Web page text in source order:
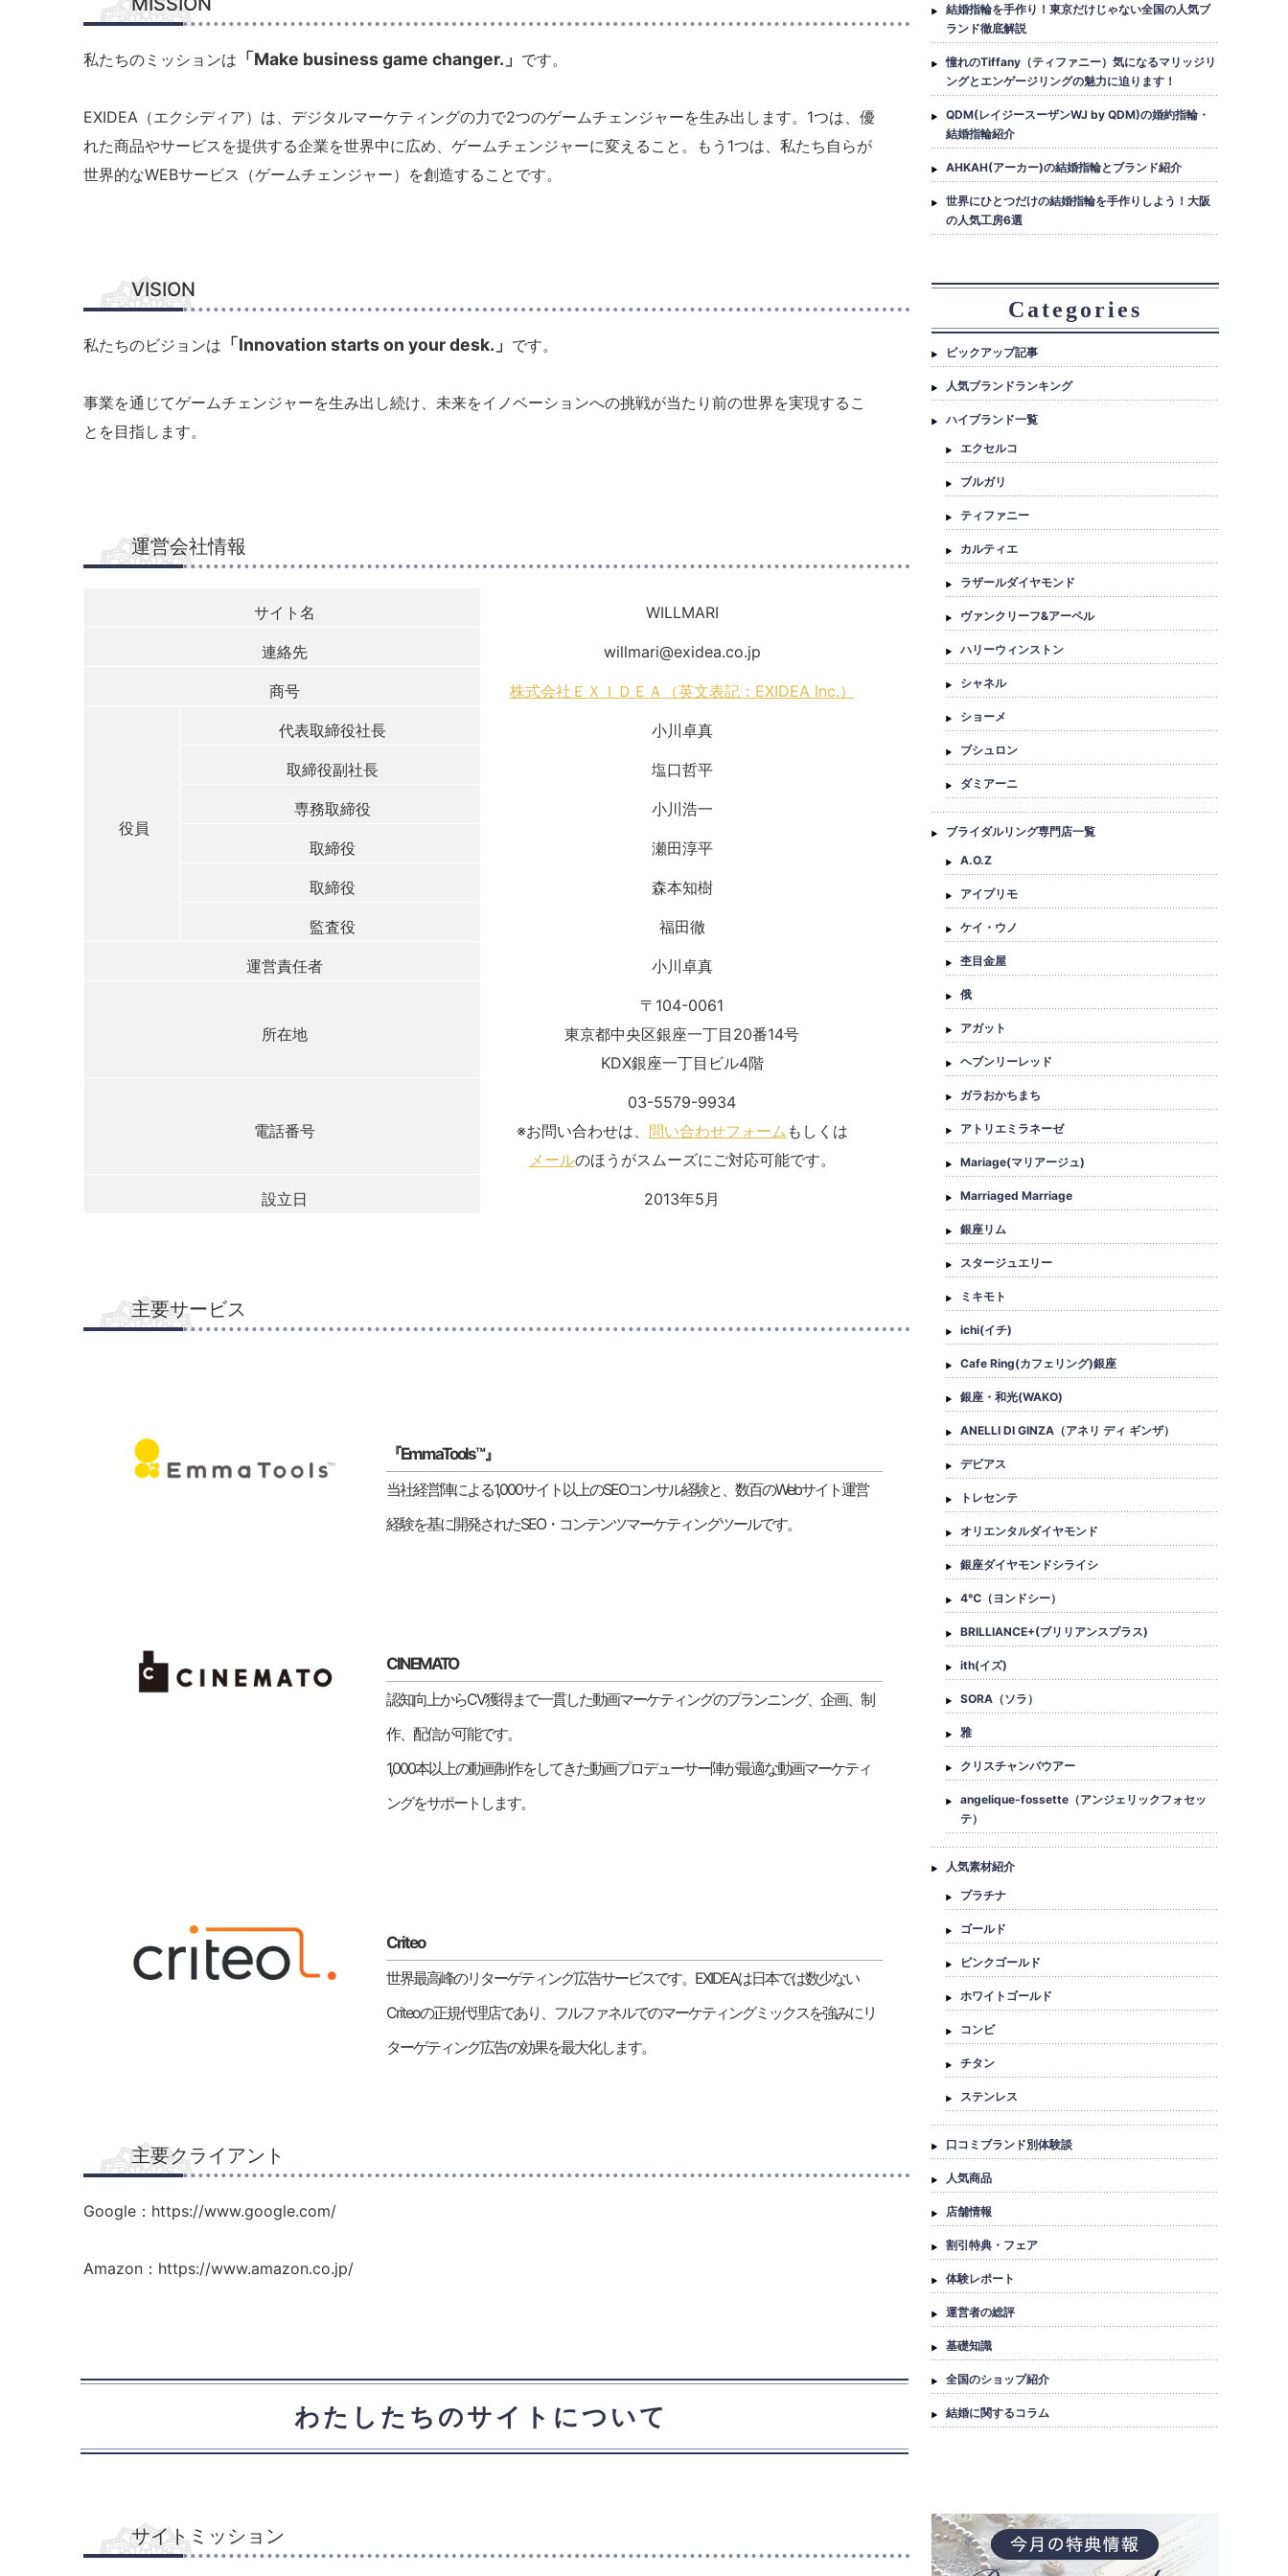
私たちのミッションは 「Make business game changer.」 です。
EXIDEA（エクシディア）は、デジタルマーケティングの力で2つのゲームチェンジャーを生み出します。1つは、優
れた商品やサービスを提供する企業を世界中に広め、ゲームチェンジャーに変えること。もう1つは、私たち自らが
世界的なWEBサービス（ゲームチェンジャー）を創造することです。
VISION
私たちのビジョンは 「Innovation starts on your desk.」 です。
事業を通じてゲームチェンジャーを生み出し続け、未来をイノベーションへの挑戦が当たり前の世界を実現するこ
とを目指します。
運営会社情報
サイト名 WILLMARI
連絡先 willmari@exidea.co.jp
商号 株式会社ＥＸＩＤＥＡ（英文表記：EXIDEA Inc.）
役員
代表取締役社長 小川卓真
取締役副社長 塩口哲平
専務取締役 小川浩一
取締役 瀬田淳平
取締役 森本知樹
監査役 福田徹
運営責任者 小川卓真
所在地
〒104-0061
東京都中央区銀座一丁目20番14号
KDX銀座一丁目ビル4階
電話番号
03-5579-9934
※お問い合わせは、 問い合わせフォーム もしくは
メールのほうがスムーズにご対応可能です。
設立日 2013年5月
主要サービス
『EmmaTools™』
当社経営陣による1,000サイト以上のSEOコンサル経験と、数百のWebサイト運営
経験を基に開発されたSEO・コンテンツマーケティングツールです。
CINEMATO
認知向上からCV獲得まで一貫した動画マーケティングのプランニング、企画、制
作、配信が可能です。
1,000本以上の動画制作をしてきた動画プロデューサー陣が最適な動画マーケティ
ングをサポートします。
Criteo
世界最高峰のリターゲティング広告サービスです。 EXIDEAは日本では数少ない
Criteoの正規代理店であり、フルファネルでのマーケティングミックスを強みにリ
ターゲティング広告の効果を最大化します。
主要クライアント
Google：https://www.google.com/
Amazon：https://www.amazon.co.jp/
わたしたちのサイトについて
サイトミッション
結婚指輪を手作り！東京だけじゃない全国の人気ブ
ランド徹底解説
憧れのTiffany（ティファニー）気になるマリッジリ
ングとエンゲージリングの魅力に迫ります！
QDM(レイジースーザンWJ by QDM)の婚約指輪・
結婚指輪紹介
AHKAH(アーカー)の結婚指輪とブランド紹介
世界にひとつだけの結婚指輪を手作りしよう！大阪
の人気工房6選
Categories
ピックアップ記事
人気ブランドランキング
ハイブランド一覧
エクセルコ
ブルガリ
ティファニー
カルティエ
ラザールダイヤモンド
ヴァンクリーフ&アーペル
ハリーウィンストン
シャネル
ショーメ
ブシュロン
ダミアーニ
ブライダルリング専門店一覧
A.O.Z
アイプリモ
ケイ・ウノ
杢目金屋
俄
アガット
ヘブンリーレッド
ガラおかちまち
アトリエミラネーゼ
Mariage(マリアージュ)
Marriaged Marriage
銀座リム
スタージュエリー
ミキモト
ichi(イチ)
Cafe Ring(カフェリング)銀座
銀座・和光(WAKO)
ANELLI DI GINZA（アネリ ディ ギンザ）
デビアス
トレセンテ
オリエンタルダイヤモンド
銀座ダイヤモンドシライシ
4℃（ヨンドシー）
BRILLIANCE+(ブリリアンスプラス)
ith(イズ)
SORA（ソラ）
雅
クリスチャンバウアー
angelique-fossette（アンジェリックフォセッ
テ）
人気素材紹介
プラチナ
ゴールド
ピンクゴールド
ホワイトゴールド
コンビ
チタン
ステンレス
口コミブランド別体験談
人気商品
店舗情報
割引特典・フェア
体験レポート
運営者の総評
基礎知識
全国のショップ紹介
結婚に関するコラム